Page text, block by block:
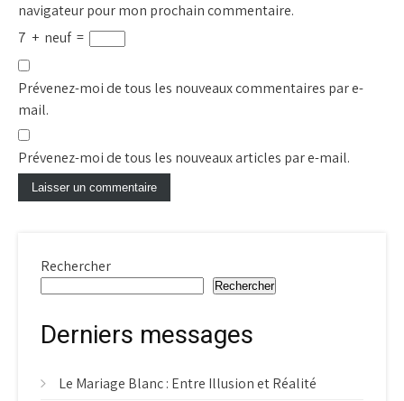
navigateur pour mon prochain commentaire.
7 + neuf =
Prévenez-moi de tous les nouveaux commentaires par e-
mail.
Prévenez-moi de tous les nouveaux articles par e-mail.
Rechercher
Rechercher
Derniers messages
Le Mariage Blanc : Entre Illusion et Réalité